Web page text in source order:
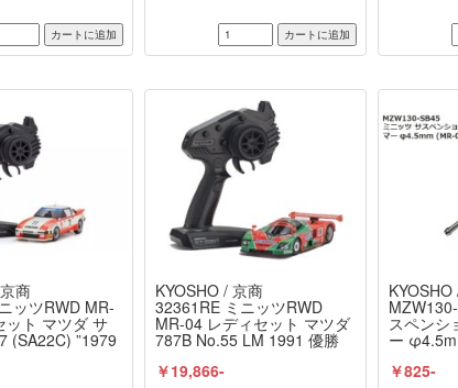
商
ッツRWD MR-
ット マツダ サ
(SA22C) ”1979
KYOSHO / 京商
32361RE ミニッツRWD
MR-04 レディセット マツダ
787B No.55 LM 1991 優勝
KYOSHO(B)
￥19,866-
スペンシ
ー
￥825-